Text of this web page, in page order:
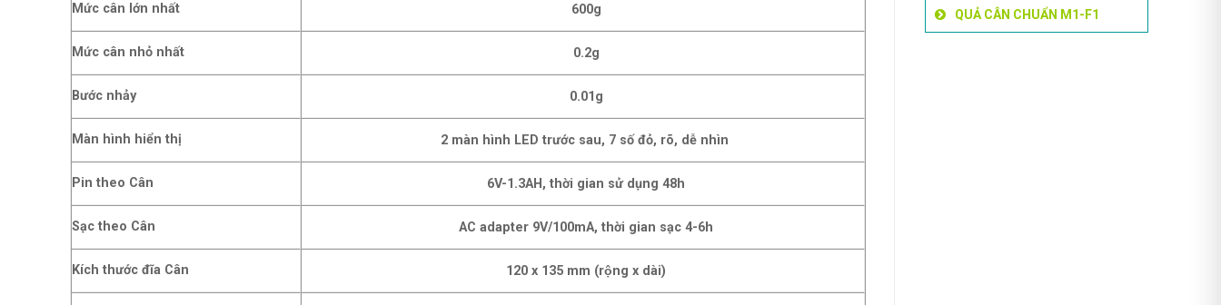
QUẢ CÂN CHUẨN M1-F1
Mức cân lớn nhất 600g
Mức cân nhỏ nhất 0.2g
Bước nhảy 0.01g
Màn hình hiển thị 2 màn hình LED trước sau, 7 số đỏ, rõ, dễ nhìn
Pin theo Cân 6V-1.3AH, thời gian sử dụng 48h
Sạc theo Cân AC adapter 9V/100mA, thời gian sạc 4-6h
Kích thước đĩa Cân 120 x 135 mm (rộng x dài)